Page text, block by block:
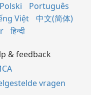
Polski
Português
Việt
中文(简体)
हिन्दी
& feedback
vragen